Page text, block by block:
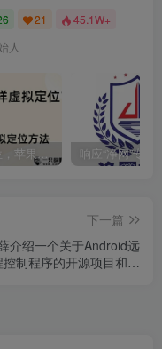
21 45.1W+
人
iOS虚拟定位，苹果手机如何进行虚拟定位？附四种方法教程
下一篇
介绍一个关于Android远
控制程序的开源项目和详